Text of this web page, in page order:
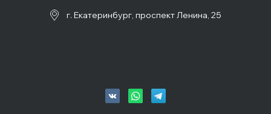
г. Екатеринбург, проспект Ленина, 25